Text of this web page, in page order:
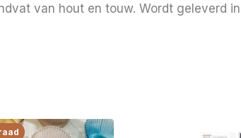
van hout en touw. Wordt geleverd